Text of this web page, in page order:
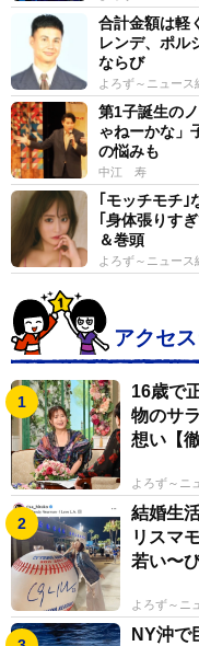
捨てた。
合計金額は軽
レンデ、ポル
ならび
よろず～ニュース
第1子誕生の
ゃねーかな」
の悩みも
中江 寿
｢モッチモチ
｢身体張りす
＆巻頭
よろず～ニュース
アクセ
16歳で
物のサ
想い【
よろず～ニ
結婚生
リスマ
若い〜
よろず～ニ
NY沖で